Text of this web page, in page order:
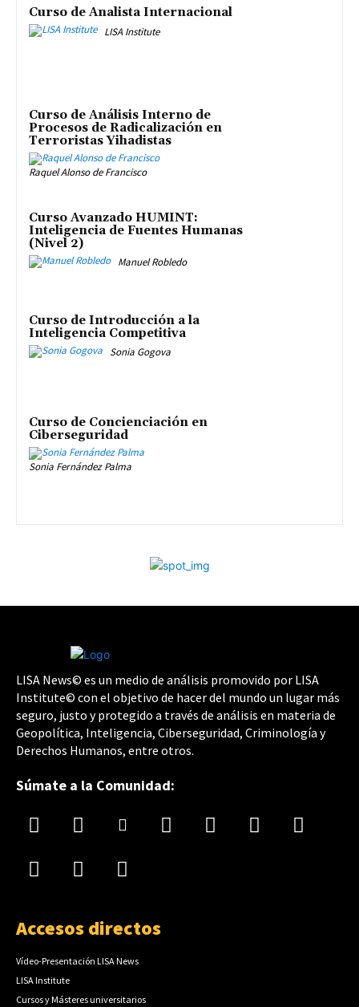
Curso de Analista Internacional
LISA Institute
Curso de Análisis Interno de
Procesos de Radicalización en
Terroristas Yihadistas
Raquel Alonso de Francisco
Curso Avanzado HUMINT:
Inteligencia de Fuentes Humanas
(Nivel 2)
Manuel Robledo
Curso de Introducción a la
Inteligencia Competitiva
Sonia Gogova
Curso de Concienciación en
Ciberseguridad
Sonia Fernández Palma
LISA News© es un medio de análisis promovido por LISA
Institute© con el objetivo de hacer del mundo un lugar más
seguro, justo y protegido a través de análisis en materia de
Geopolítica, Inteligencia, Ciberseguridad, Criminología y
Derechos Humanos, entre otros.
Súmate a la Comunidad:
Accesos directos
Vídeo-Presentación LISA News
LISA Institute
Cursos y Másteres universitarios